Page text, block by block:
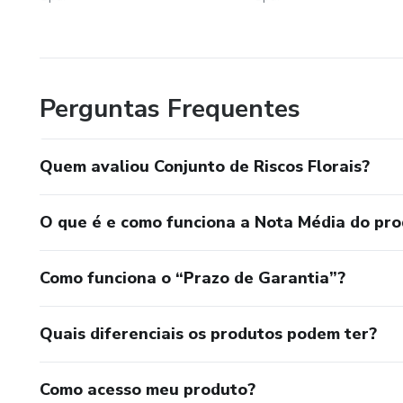
Perguntas Frequentes
Quem avaliou Conjunto de Riscos Florais?
O que é e como funciona a Nota Média do
Como funciona o “Prazo de Garantia”?
Quais diferenciais os produtos podem ter?
Como acesso meu produto?